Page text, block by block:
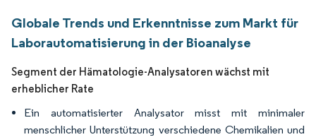
Globale Trends und Erkenntnisse zum Markt für
Laborautomatisierung in der Bioanalyse
Segment der Hämatologie-Analysatoren wächst mit
erheblicher Rate
Ein automatisierter Analysator misst mit minimaler
menschlicher Unterstützung verschiedene Chemikalien und